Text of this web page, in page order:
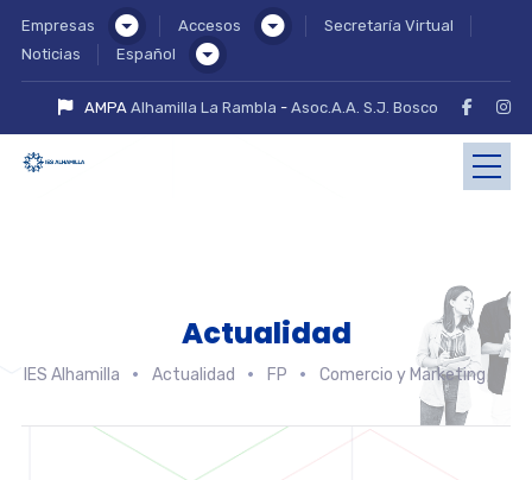
Empresas Accesos
Secretaría Virtual
Noticias
Español
AMPAAlhamilla La Rambla -Asoc.A.A. S.J. Bosco
Actualidad
IES Alhamilla Actualidad FP Comercio y Marketing